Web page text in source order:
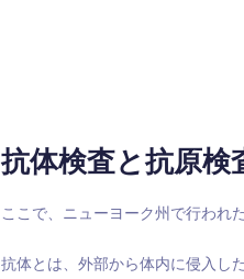
抗体検査と抗原検
ここで、ニューヨーク州で行われ
抗体とは、外部から体内に侵入し